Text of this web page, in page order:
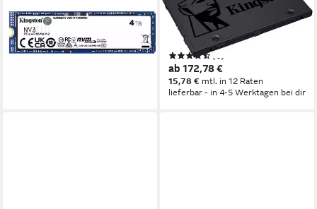
ab 537,28 €
15,60 €mtl. in 48 Raten
lieferbar - in 2-3 Werktagen bei dir
500 MB/S
Lesegeschwindigkeit, 450
MB/S Schreibgeschwindigkeit
(6)
ab 172,78 €
15,78 € mtl. in 12 Raten
lieferbar - in 4-5 Werktagen bei dir